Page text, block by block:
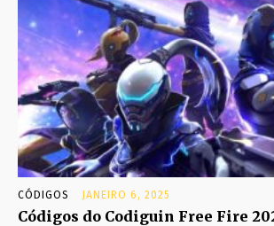
CÓDIGOS JANEIRO 6, 2025
Códigos do Codiguin Free Fire